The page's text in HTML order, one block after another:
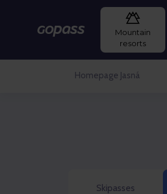
Gopass
Mountain
resorts
Homepage Jasná
Skipasses